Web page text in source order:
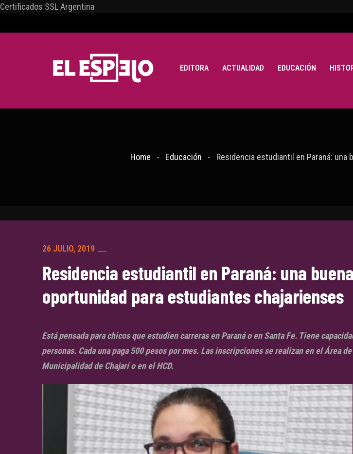
Certificados SSL Argentina
EDITORA ACTUALIDAD EDUCACIÓN
Home Educación Residencia estudiantil en Paraná:
26 JULIO, 2019
Residencia estudiantil en Paraná: una buena
oportunidad para estudiantes chajarienses
Está pensada para chicos que estudien carreras en Paraná o en Santa Fe. Tiene
personas. Cada una paga 500 pesos por mes. Las inscripciones se realizan en el Área
Municipalidad de Chajarí o en el HCD.